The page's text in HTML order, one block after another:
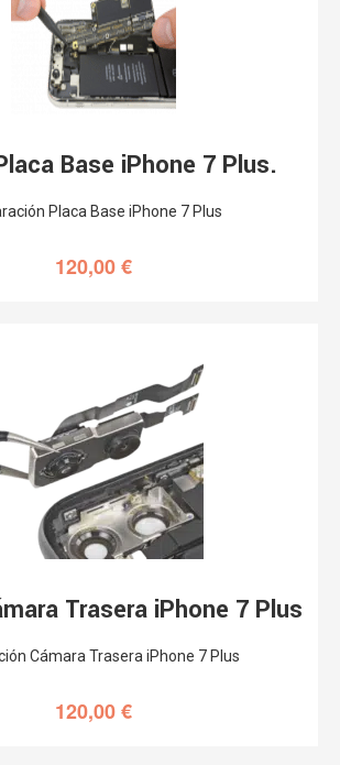
Base iPhone 7 Plus.
Placa Base iPhone 7 Plus
120,00€
Trasera iPhone 7 Plus
Cámara Trasera iPhone 7 Plus
120,00€